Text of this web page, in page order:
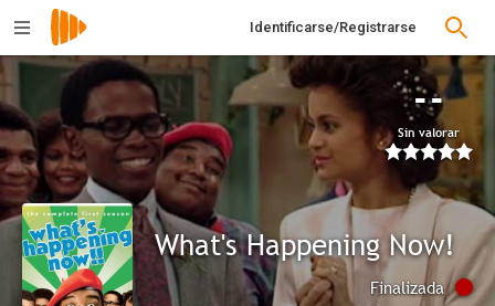
Identificarse/Registrarse
--
Sin valorar
What's Happening Now!
Finalizada